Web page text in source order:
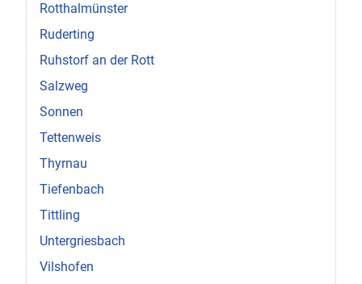
Rotthalmünster
Ruderting
Ruhstorf an der Rott
Salzweg
Sonnen
Tettenweis
Thyrnau
Tiefenbach
Tittling
Untergriesbach
Vilshofen